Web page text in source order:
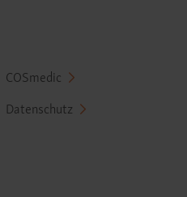
COSmedic
Datenschutz